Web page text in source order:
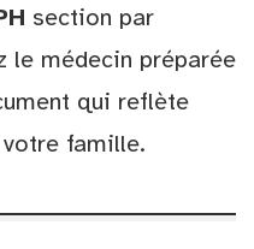
section par
le médecin préparée
qui reflète
famille.